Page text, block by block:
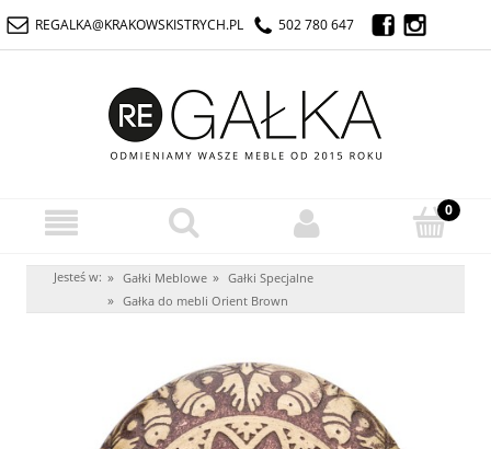
REGALKA@KRAKOWSKISTRYCH.PL 502 780 647
Jesteś w: » Gałki Meblowe » Gałki Specjalne
» Gałka do mebli Orient Brown